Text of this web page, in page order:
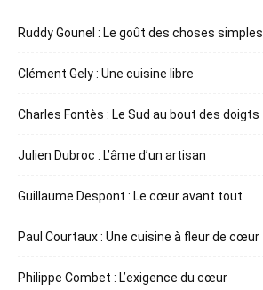
Ruddy Gounel : Le goût des choses simples
Clément Gely : Une cuisine libre
Charles Fontès : Le Sud au bout des doigts
Julien Dubroc : L’âme d’un artisan
Guillaume Despont : Le cœur avant tout
Paul Courtaux : Une cuisine à fleur de cœur
Philippe Combet : L’exigence du cœur